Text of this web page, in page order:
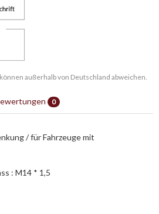
außerhalb von Deutschland abweichen.
0
/ für Fahrzeuge mit
: M14 * 1,5